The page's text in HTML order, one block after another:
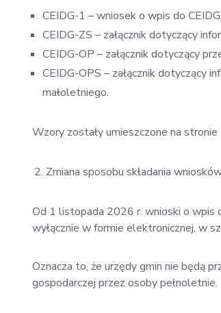
CEIDG-1 – wniosek o wpis do CEIDG,
CEIDG-ZS – załącznik dotyczący
CEIDG-OP – załącznik dotyczący
CEIDG-OPS – załącznik dotyczący
małoletniego.
Wzory zostały umieszczone na stronie
Zmiana sposobu składania
Od 1 listopada 2026 r. wnioski o wpis
wyłącznie w formie elektronicznej, w
Oznacza to, że urzędy gmin nie będą
gospodarczej przez osoby pełnoletnie.